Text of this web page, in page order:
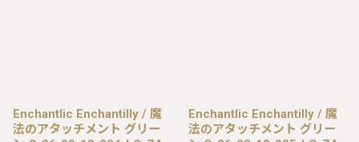
Enchantlic Enchantilly / 魔
法のアタッチメント グリー
Enchantlic Enchantilly / 魔
法のアタッチメント グリー